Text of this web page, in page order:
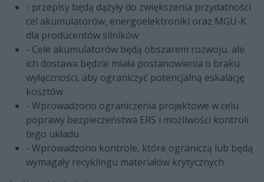
- przepisy będą dążyły do zwiększenia przydatności
cel akumulatorów, energoelektroniki oraz MGU-K
dla producentów silników
- Cele akumulatorów będą obszarem rozwoju, ale
ich dostawa będzie miała postanowienia o braku
wyłączności, aby ograniczyć potencjalną eskalację
kosztów
- Wprowadzono ograniczenia projektowe w celu
poprawy bezpieczeństwa ERS i możliwości kontroli
tego układu
- Wprowadzono kontrole, które ograniczą lub będą
wymagały recyklingu materiałów krytycznych